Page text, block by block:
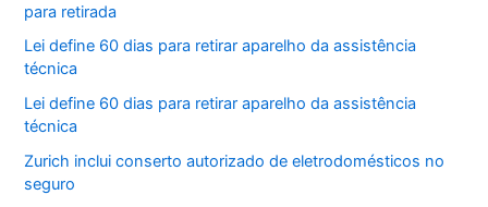
para retirada
Lei define 60 dias para retirar aparelho da assistência
técnica
Lei define 60 dias para retirar aparelho da assistência
técnica
Zurich inclui conserto autorizado de eletrodomésticos no
seguro